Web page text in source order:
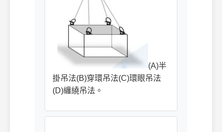
(A)半
掛吊法(B)穿環吊法(C)環眼吊法
(D)纏繞吊法。